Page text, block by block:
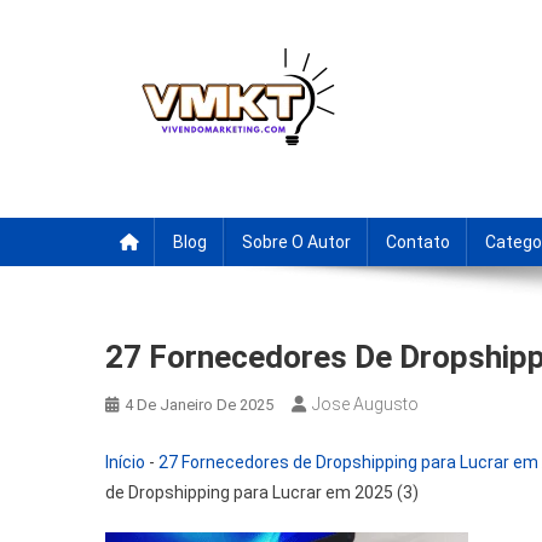
Blog Sobre O Autor Contato
27 Fornecedores De
4 De Janeiro De 2025 Jose Augusto
Início - 27 Fornecedores de Dropshipping para Lucrar
de Dropshipping para Lucrar em 2025 (3)